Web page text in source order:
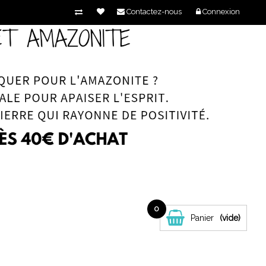
Connexion
Contactez-nous
Panier
0
(vide)